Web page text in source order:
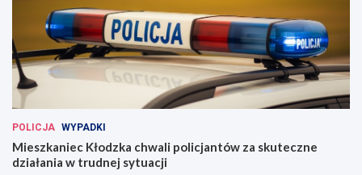
POLICJA WYPADKI
Mieszkaniec Kłodzka chwali policjantów za skuteczne
działania w trudnej sytuacji